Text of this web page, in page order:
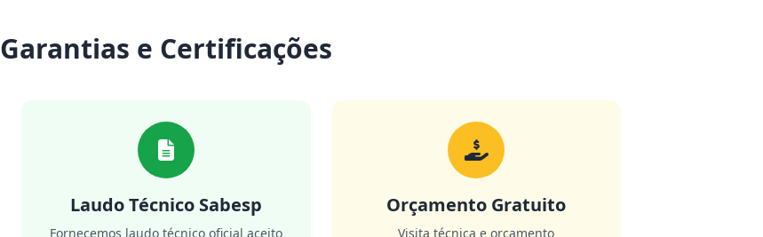
Garantias e Certificações
Laudo Técnico Sabesp
Fornecemos laudo técnico oficial aceito
Orçamento Gratuito
Visita técnica e orçamento